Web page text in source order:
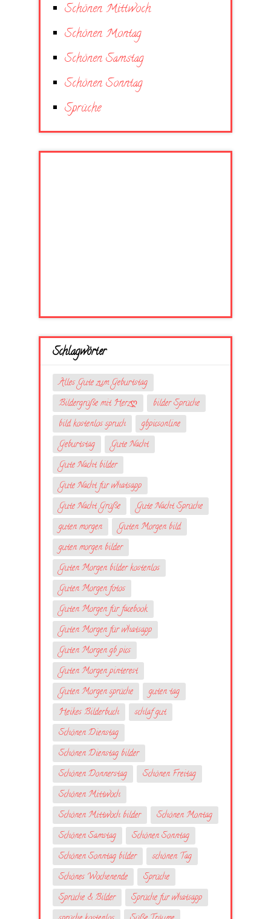
Schönen Mittwoch
Schönen Montag
Schönen Samstag
Schönen Sonntag
Sprüche
Schlagwörter
Alles Gute zum Geburtstag
Bildergrüße mit Herzღ
bilder Sprüche
bild kostenlos spruch
gbpicsonline
Geburtstag
Gute Nacht
Gute Nacht bilder
Gute Nacht für whatsapp
Gute Nacht Grüße
Gute Nacht Sprüche
guten morgen
Guten Morgen bild
guten morgen bilder
Guten Morgen bilder kostenlos
Guten Morgen fotos
Guten Morgen für facebook
Guten Morgen für whatsapp
Guten Morgen gb pics
Guten Morgen pinterest
Guten Morgen sprüche
guten tag
Heikes Bilderbuch
schlaf gut
Schönen Dienstag
Schönen Dienstag bilder
Schönen Donnerstag
Schönen Freitag
Schönen Mittwoch
Schönen Mittwoch bilder
Schönen Montag
Schönen Samstag
Schönen Sonntag
Schönen Sonntag bilder
schönen Tag
Schönes Wochenende
Sprüche
Sprüche & Bilder
Sprüche fur whatsapp